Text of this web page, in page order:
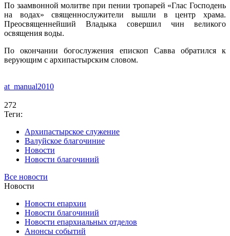
По заамвонной молитве при пении тропарей «Глас Господень
на водах» священнослужители вышли в центр храма.
Преосвященнейший Владыка совершил чин великого
освящения воды.
По окончании богослужения епископ Савва обратился к
верующим с архипастырским словом.
at_manual2010
272
Теги:
Архипастырское служение
Валуйское благочиние
Новости
Новости благочиний
Все новости
Новости
Новости епархии
Новости благочиний
Новости епархиальных отделов
Анонсы событий